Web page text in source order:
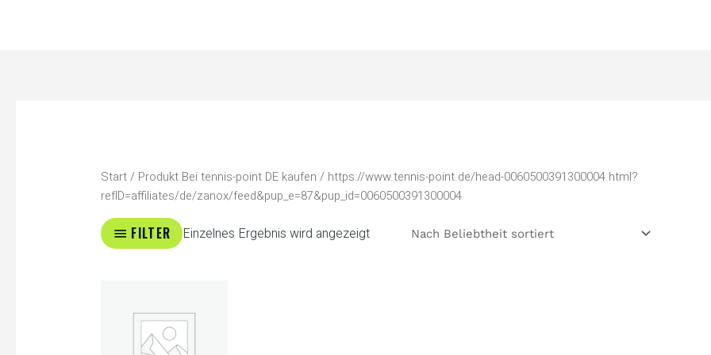
Start/ Produkt Bei tennis-point DE kaufen / https://www.tennis-point.de/head-0060500391300004.html?
refID=affiliates/de/zanox/feed&pup_e=87&pup_id=0060500391300004
FILTER Einzelnes Ergebnis wird angezeigt